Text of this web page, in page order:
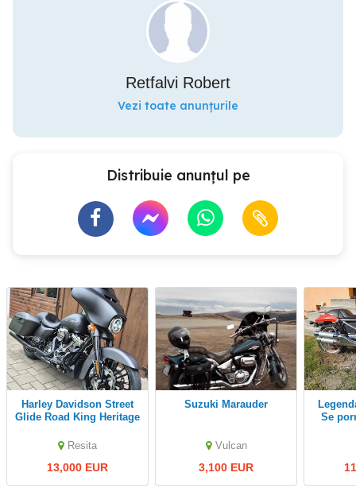
Retfalvi Robert
Vezi toate anunțurile
Distribuie anunțul pe
Harley Davidson Street
Glide Road King Heritage
Resita
13,000 EUR
Suzuki Marauder
Vulcan
3,100 EUR
Legenda nu se explică.
Se